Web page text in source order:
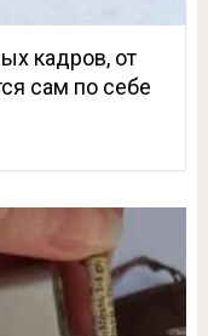
кадров, от
сам по себе